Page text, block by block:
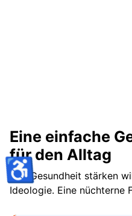
Eine einfache
für den Alltag
Wer Gesundheit stärken
Ideologie. Eine nüchterne